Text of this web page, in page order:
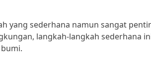
yang sederhana namun sangat
langkah-langkah sederhana